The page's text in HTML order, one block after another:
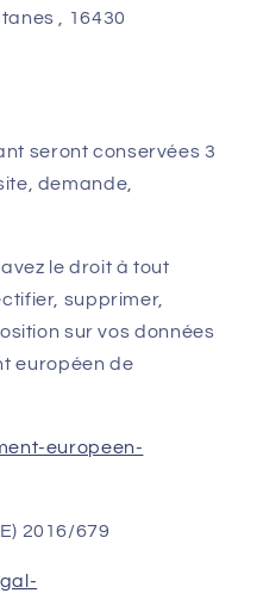
, 16430
seront conservées 3
demande,
le droit à tout
supprimer,
sur vos données
européen de
europeen-
2016/679